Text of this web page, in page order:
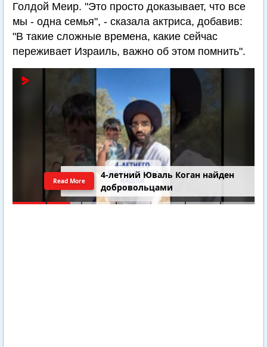
Голдой Меир. "Это просто доказывает, что все
мы - одна семья", - сказала актриса, добавив:
"В такие сложные времена, какие сейчас
переживает Израиль, важно об этом помнить".
4-летний Юваль Коган найден
добровольцами
Read More